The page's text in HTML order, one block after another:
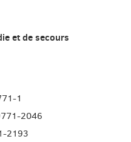
et de secours
1
2046
2193